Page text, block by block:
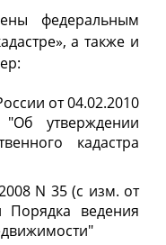
федеральным
а также и
от 04.02.2010
утверждении
кадастра
N 35 (с изм. от
Порядка ведения